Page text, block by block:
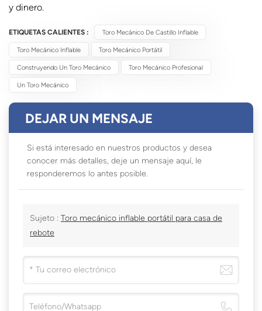
y dinero.
ETIQUETAS CALIENTES : Toro Mecánico De Castillo Inflable
Toro Mecánico Inflable Toro Mecánico Portátil
Construyendo Un Toro Mecánico Toro Mecánico Profesional
Un Toro Mecánico
DEJAR UN MENSAJE
Si está interesado en nuestros productos y desea
conocer más detalles, deje un mensaje aquí, le
responderemos lo antes posible.
Sujeto : Toro mecánico inflable portátil para casa de
rebote